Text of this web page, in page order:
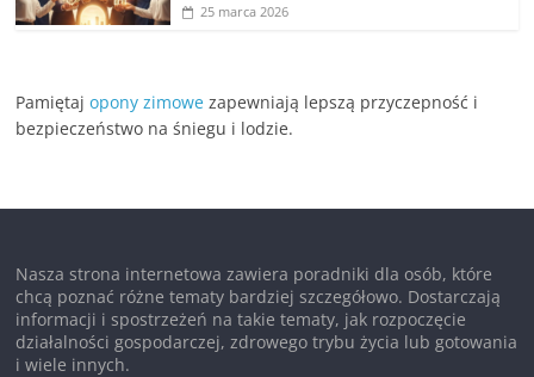
25 marca 2026
Pamiętajopony zimowe zapewniają lepszą przyczepność i
bezpieczeństwo na śniegu i lodzie.
Nasza strona internetowa zawiera poradniki dla osób, które
chcą poznać różne tematy bardziej szczegółowo. Dostarczają
informacji i spostrzeżeń na takie tematy, jak rozpoczęcie
działalności gospodarczej, zdrowego trybu życia lub gotowania
i wiele innych.